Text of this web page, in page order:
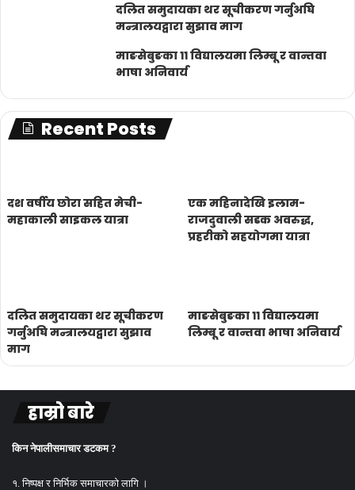
दलित समुदायका थर सूचीकरण गर्नुअघि
मन्त्रालयद्वारा सुझाव माग
माङसेबुङका ११ विद्यालयमा लिम्बू र वान्तवा
भाषा अनिवार्य
Recent Posts
दश वर्षीय छोरा सहित मेची-
महाकाली साइकल यात्रा
एक महिनादेखि इलाम-
राजदुवाली सडक अवरुद्ध,
प्रहरीको सहयोगमा यात्रा
दलित समुदायका थर सूचीकरण
गर्नुअघि मन्त्रालयद्वारा सुझाव
माग
माङसेबुङका ११ विद्यालयमा
लिम्बू र वान्तवा भाषा अनिवार्य
हाम्रो बारे
किन नेपालीसमाचार डटकम ?
१. निष्पक्ष र निर्भिक समाचारको लागि ।